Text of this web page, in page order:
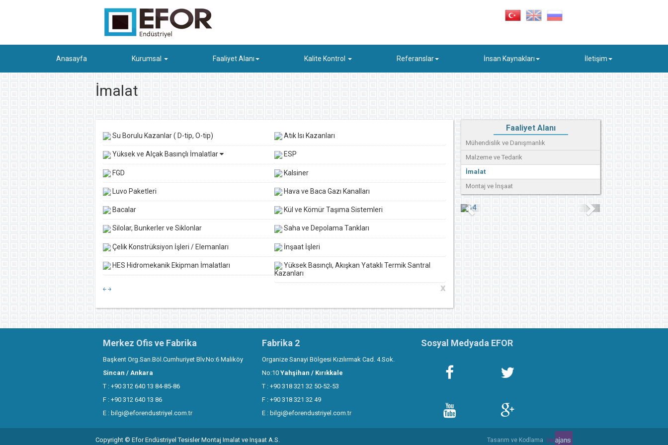
Anasayfa Kurumsal Faaliyet Alanı Kalite Kontrol Referanslar İnsan Kaynakları İletişim
İmalat
Su Borulu Kazanlar ( D-tip, O-tip) Atık Isı Kazanları
Yüksek ve Alçak Basınçlı İmalatlar ESP
FGD Kalsiner
Luvo Paketleri Hava ve Baca Gazı Kanalları
Bacalar Kül ve Kömür Taşıma Sistemleri
Silolar, Bunkerler ve Siklonlar Saha ve Depolama Tankları
Çelik Konstrüksiyon İşleri / Elemanları İnşaat İşleri
HES Hidromekanik Ekipman İmalatları
Yüksek Basınçlı, Akışkan Yataklı Termik Santral
Kazanları
￩￫ x
Faaliyet Alanı
Mühendislik ve Danışmanlık
Malzeme ve Tedarik
İmalat
Montaj ve İnşaat
Merkez Ofis ve Fabrika
Başkent Org.San.Böl.Cumhuriyet Blv.No:6 Maliköy
Sincan / Ankara
T : +90 312 640 13 84-85-86
F : +90 312 640 13 86
E : bilgi@eforendustriyel.com.tr
Fabrika 2
Organize Sanayi Bölgesi Kızılırmak Cad. 4.Sok.
No:10 Yahşihan / Kırıkkale
T : +90 318 321 32 50-52-53
F : +90 318 321 32 49
E : bilgi@eforendustriyel.com.tr
Sosyal Medyada EFOR
Copyright © Efor Endüstriyel Tesisler Montaj Imalat ve Inşaat A.S. Tasarım ve Kodlama